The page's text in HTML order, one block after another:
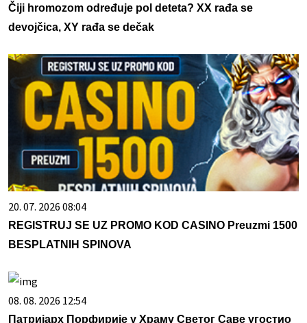
Čiji hromozom određuje pol deteta? XX rađa se
devojčica, XY rađa se dečak
20. 07. 2026 08:04
REGISTRUJ SE UZ PROMO KOD CASINO Preuzmi 1500
BESPLATNIH SPINOVA
08. 08. 2026 12:54
Патријарх Порфирије у Храму Светог Саве угостио